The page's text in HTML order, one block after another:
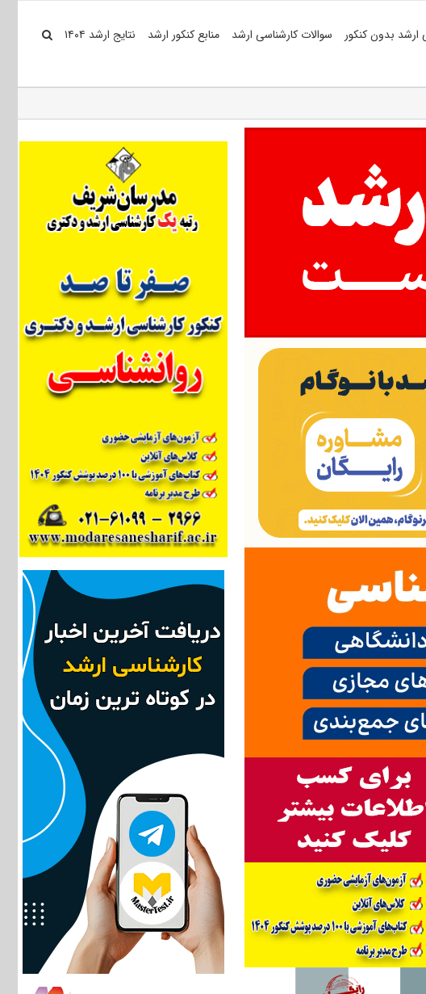
ارشد بدون کنکور سوالات کارشناسی ارشد منابع کنکور ارشد نتایج ارشد ۱۴۰۴